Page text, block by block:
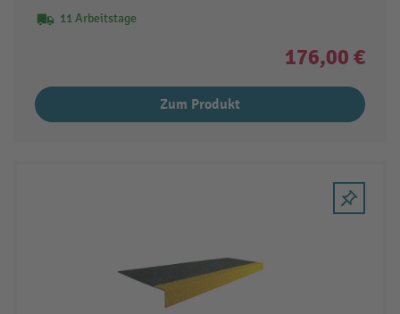
11 Arbeitstage
176,00 €
Zum Produkt